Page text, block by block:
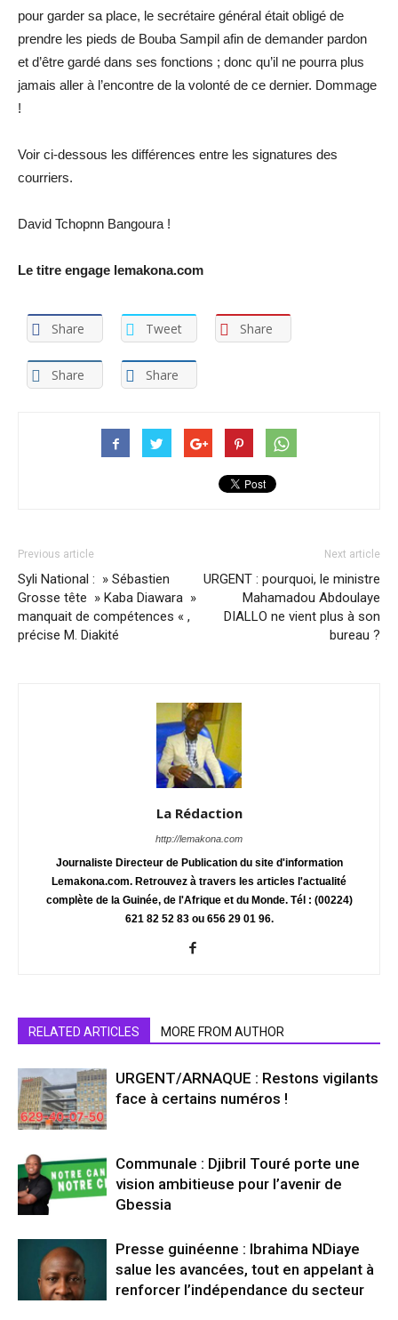
pour garder sa place, le secrétaire général était obligé de
prendre les pieds de Bouba Sampil afin de demander pardon
et d’être gardé dans ses fonctions ; donc qu’il ne pourra plus
jamais aller à l’encontre de la volonté de ce dernier. Dommage
!
Voir ci-dessous les différences entre les signatures des
courriers.
David Tchopnn Bangoura !
Le titre engage lemakona.com
Share Tweet Share
Share Share
Previous article
Syli National : » Sébastien
Grosse tête » Kaba Diawara »
manquait de compétences « ,
précise M. Diakité
Next article
URGENT : pourquoi, le ministre
Mahamadou Abdoulaye
DIALLO ne vient plus à son
bureau ?
La Rédaction
http://lemakona.com
Journaliste Directeur de Publication du site d'information
Lemakona.com. Retrouvez à travers les articles l'actualité
complète de la Guinée, de l'Afrique et du Monde. Tél : (00224)
621 82 52 83 ou 656 29 01 96.
RELATED ARTICLES MORE FROM AUTHOR
URGENT/ARNAQUE : Restons vigilants
face à certains numéros !
Communale : Djibril Touré porte une
vision ambitieuse pour l’avenir de
Gbessia
Presse guinéenne : Ibrahima NDiaye
salue les avancées, tout en appelant à
renforcer l’indépendance du secteur